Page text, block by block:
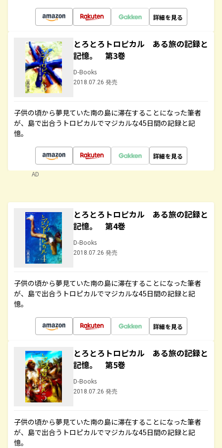
詳細を見る
とろとろトロピカル ある旅の記録と
記憶。 第3巻
D-Books
2018.07.26 発売
子供の頃から夢見ていた南の島に滞在することになった筆者
が、島で出合うトロピカルでマジカルな45日間の記録と記
憶。
詳細を見る
AD
とろとろトロピカル ある旅の記録と
記憶。 第4巻
D-Books
2018.07.26 発売
子供の頃から夢見ていた南の島に滞在することになった筆者
が、島で出合うトロピカルでマジカルな45日間の記録と記
憶。
詳細を見る
とろとろトロピカル ある旅の記録と
記憶。 第5巻
D-Books
2018.07.26 発売
子供の頃から夢見ていた南の島に滞在することになった筆者
が、島で出合うトロピカルでマジカルな45日間の記録と記
憶。